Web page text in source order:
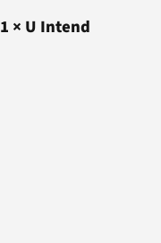
1 × U Intend